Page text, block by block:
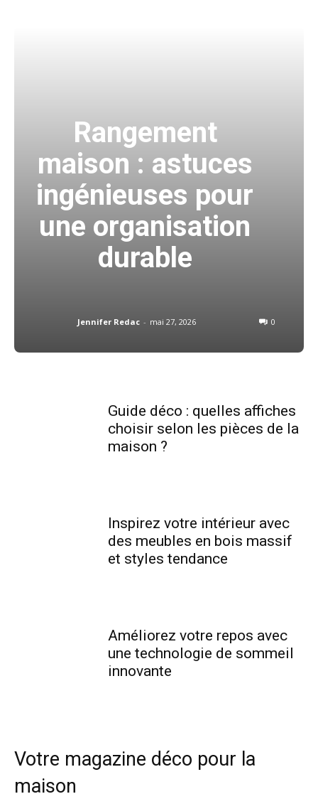
Rangement
maison : astuces
ingénieuses pour
une organisation
durable
Jennifer Redac - mai 27, 2026 0
Guide déco : quelles affiches
choisir selon les pièces de la
maison ?
Inspirez votre intérieur avec
des meubles en bois massif
et styles tendance
Améliorez votre repos avec
une technologie de sommeil
innovante
Votre magazine déco pour la
maison